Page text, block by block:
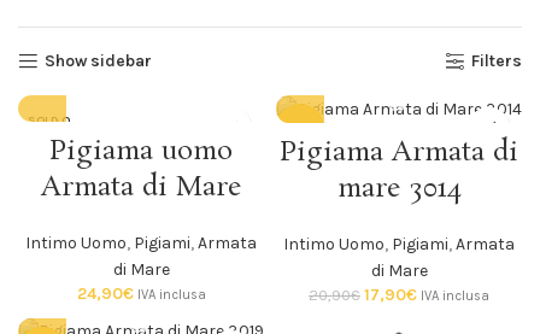
Show sidebar Filters
SOLD O
Pigiama uomo
Armata di Mare
Intimo Uomo, Pigiami,Armata
di Mare
24,90€ IVA inclusa
-14%
SOLD O
Pigiama Armata di
mare 3014
Intimo Uomo, Pigiami,Armata
di Mare
20,90€ 17,90€ IVA inclusa